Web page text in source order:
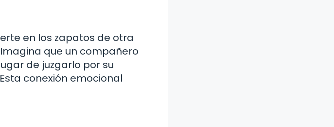
en los zapatos de otra
que un compañero
de juzgarlo por su
conexión emocional